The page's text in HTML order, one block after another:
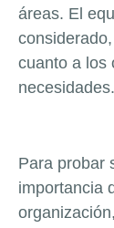
áreas. El
cuanto a los
necesidades.
Para probar
importancia